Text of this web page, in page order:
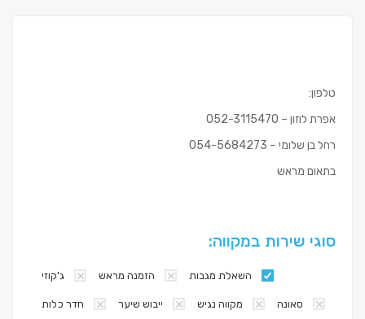
טלפון:
אפרת לוזון – 052-3115470
רחל בן שלומי – 054-5684273
בתאום מראש
סוגי שירות במקווה:
ג'קוזי הזמנה מראש השאלת מגבות
חדר כלות ייבוש שיער מקווה נגיש סאונה